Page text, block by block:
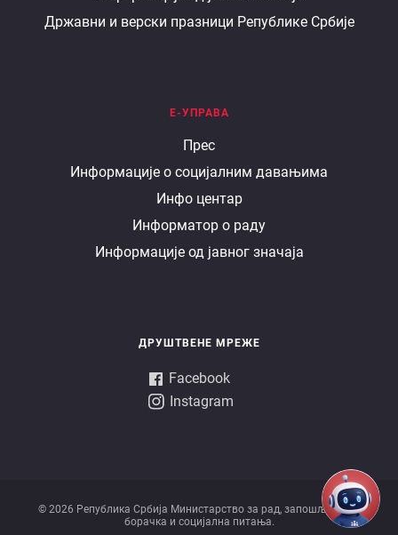
Државни и верски празници Републике Србије
Е-УПРАВА
Прес
Информације о социјалним давањима
Инфо центар
Информатор о раду
Информације од јавног значаја
ДРУШТВЕНЕ МРЕЖЕ
Facebook
Instagram
© 2026 Републикa Србијa Министарство за рад, запошљавање,
борачка и социјална питања.